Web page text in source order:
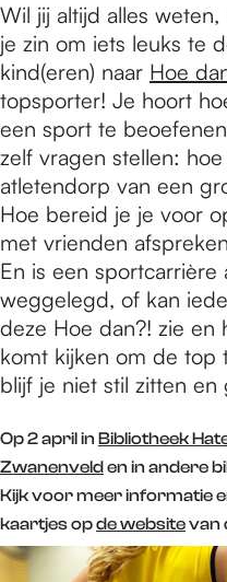
Wil jij altijd alles
je zin om iets leuks te
kind(eren) naar Hoe
topsporter! Je hoort
een sport te
zelf vragen stellen:
atletendorp van een
Hoe bereid je je voor
met vrienden
En is een sportcarrière
weggelegd, of kan
deze Hoe dan?! zie en
komt kijken om de top
blijf je niet stil zitten
Op 2 april in Bibliotheek
Zwanenvelden in andere
Kijk voor meer informatie
kaartjes opde websitevan